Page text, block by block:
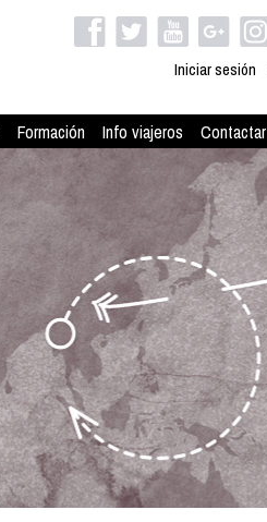
Iniciar sesión
Formación Info viajeros Contactar